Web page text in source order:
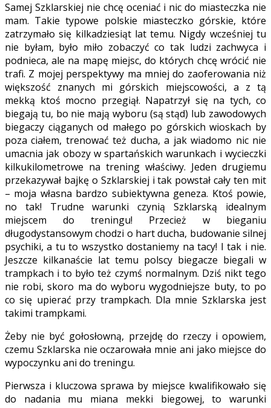
Samej Szklarskiej nie chcę oceniać i nic do miasteczka nie
mam. Takie typowe polskie miasteczko górskie, które
zatrzymało się kilkadziesiąt lat temu. Nigdy wcześniej tu
nie byłam, było miło zobaczyć co tak ludzi zachwyca i
podnieca, ale na mapę miejsc, do których chcę wrócić nie
trafi. Z mojej perspektywy ma mniej do zaoferowania niż
większość znanych mi górskich miejscowości, a z tą
mekką ktoś mocno przegiął. Napatrzył się na tych, co
biegają tu, bo nie mają wyboru (są stąd) lub zawodowych
biegaczy ciąganych od małego po górskich wioskach by
poza ciałem, trenować też ducha, a jak wiadomo nic nie
umacnia jak obozy w spartańskich warunkach i wycieczki
kilkukilometrowe na trening właściwy. Jeden drugiemu
przekazywał bajkę o Szklarskiej i tak powstał cały ten mit
– moja własna bardzo subiektywna geneza. Ktoś powie,
no tak! Trudne warunki czynią Szklarską idealnym
miejscem do treningu! Przecież w bieganiu
długodystansowym chodzi o hart ducha, budowanie silnej
psychiki, a tu to wszystko dostaniemy na tacy! I tak i nie.
Jeszcze kilkanaście lat temu polscy biegacze biegali w
trampkach i to było też czymś normalnym. Dziś nikt tego
nie robi, skoro ma do wyboru wygodniejsze buty, to po
co się upierać przy trampkach. Dla mnie Szklarska jest
takimi trampkami.
Żeby nie być gołosłowną, przejdę do rzeczy i opowiem,
czemu Szklarska nie oczarowała mnie ani jako miejsce do
wypoczynku ani do treningu.
Pierwsza i kluczowa sprawa by miejsce kwalifikowało się
do nadania mu miana mekki biegowej, to warunki